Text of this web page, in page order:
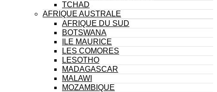
TCHAD
AFRIQUE AUSTRALE
AFRIQUE DU SUD
BOTSWANA
ILE MAURICE
LES COMORES
LESOTHO
MADAGASCAR
MALAWI
MOZAMBIQUE